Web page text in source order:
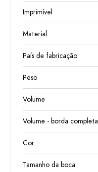
Imprimível
Material
País de fabricação
Peso
Volume
Volume - borda completa
Cor
Tamanho da boca